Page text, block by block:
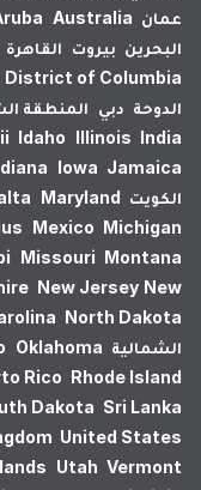
عمان Australia
البحرين بيروت القاهرة
District of Columbia
الدوحة دبي المنطقة
Idaho Illinois India
Iowa Jamaica
الكويت Maryland
Mexico Michigan
Missouri Montana
New Jersey New
North Dakota
الشمالية Oklahoma
Rico Rhode Island
Dakota Sri Lanka
United States
Utah Vermont